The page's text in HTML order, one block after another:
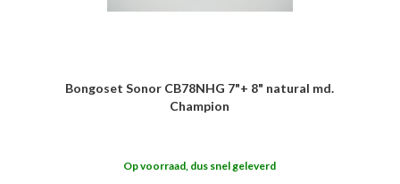
Bongoset Sonor CB78NHG 7"+ 8" natural md.
Champion
Op voorraad, dus snel geleverd